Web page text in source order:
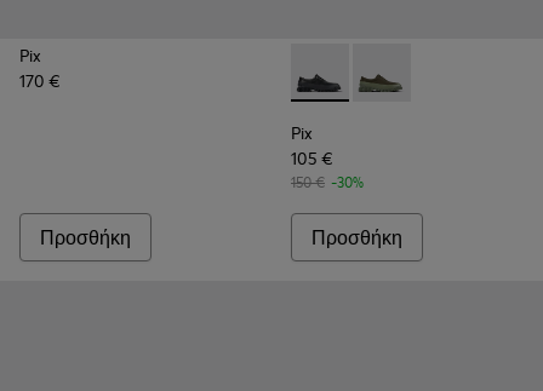
Pix
170 €
Προσθήκη
Pix - K100360-032 - Μαύρα
Pix - K100360-052 -
Pix
105 €
150 € -30%
Προσθήκη